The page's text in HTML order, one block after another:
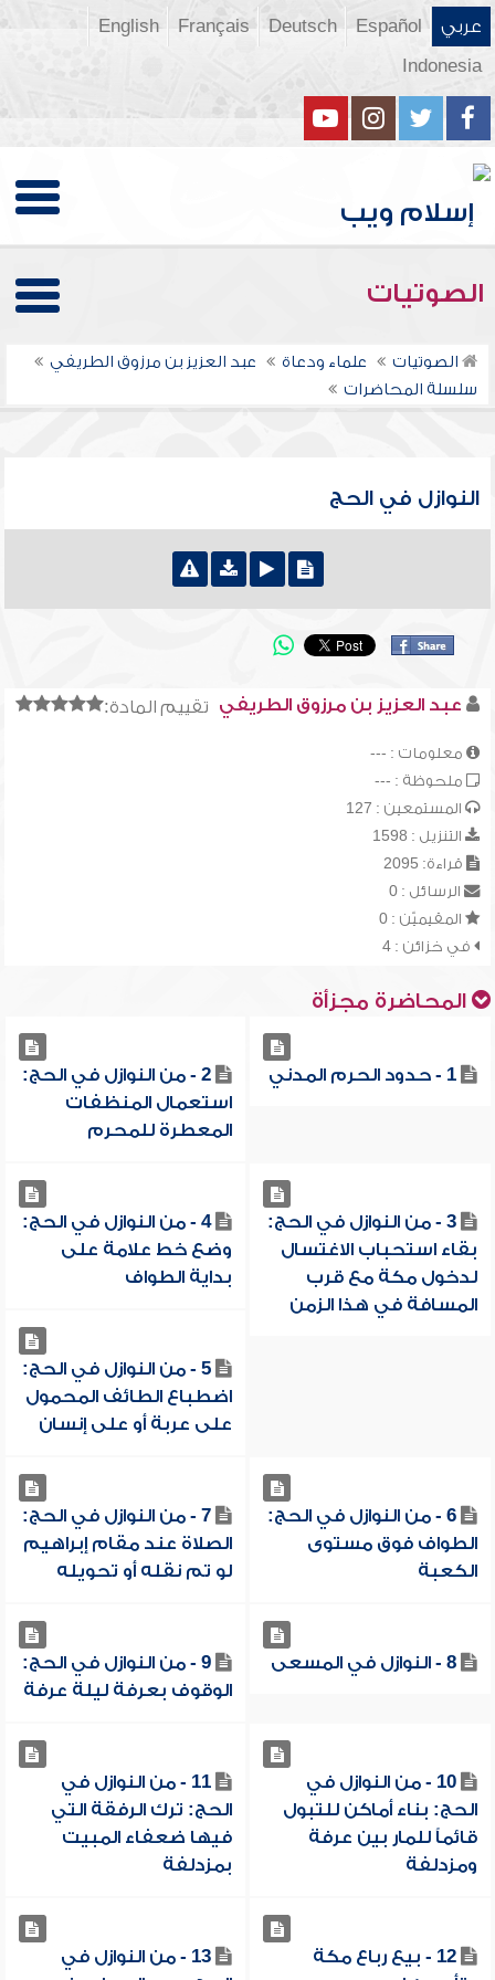
عربي Español
Deutsch
Français
English
Indonesia
الصوتيات
الصوتيات علماء ودعاة
عبد العزيز بن مرزوق الطريفي
سلسلة المحاضرات
النوازل في الحج
تقييم المادة: عبد العزيز بن مرزوق الطريفي
معلومات : ---
ملحوظة : ---
المستمعين : 127
التنزيل : 1598
قراءة: 2095
الرسائل : 0
المقيميّن : 0
في خزائن : 4
المحاضرة مجزأة
1 - حدود الحرم المدني
2 - من النوازل في الحج:
استعمال المنظفات
المعطرة للمحرم
3 - من النوازل في الحج:
بقاء استحباب الاغتسال
لدخول مكة مع قرب
المسافة في هذا الزمن
4 - من النوازل في الحج:
وضع خط علامة على
بداية الطواف
5 - من النوازل في الحج:
اضطباع الطائف المحمول
على عربة أو على إنسان
6 - من النوازل في الحج:
الطواف فوق مستوى
الكعبة
7 - من النوازل في الحج:
الصلاة عند مقام إبراهيم
لو تم نقله أو تحويله
8 - النوازل في المسعى
9 - من النوازل في الحج:
الوقوف بعرفة ليلة عرفة
10 - من النوازل في
الحج: بناء أماكن للتبول
قائماً للمار بين عرفة
ومزدلفة
11 - من النوازل في
الحج: ترك الرفقة التي
فيها ضعفاء المبيت
بمزدلفة
12 - بيع رباع مكة
13 - من النوازل في